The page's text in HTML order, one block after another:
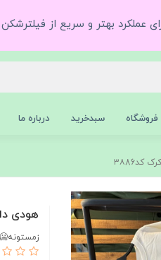
عملکرد بهتر و سریع از
فروشگاه سبدخرید درباره ما
کد۳۸86
هودی